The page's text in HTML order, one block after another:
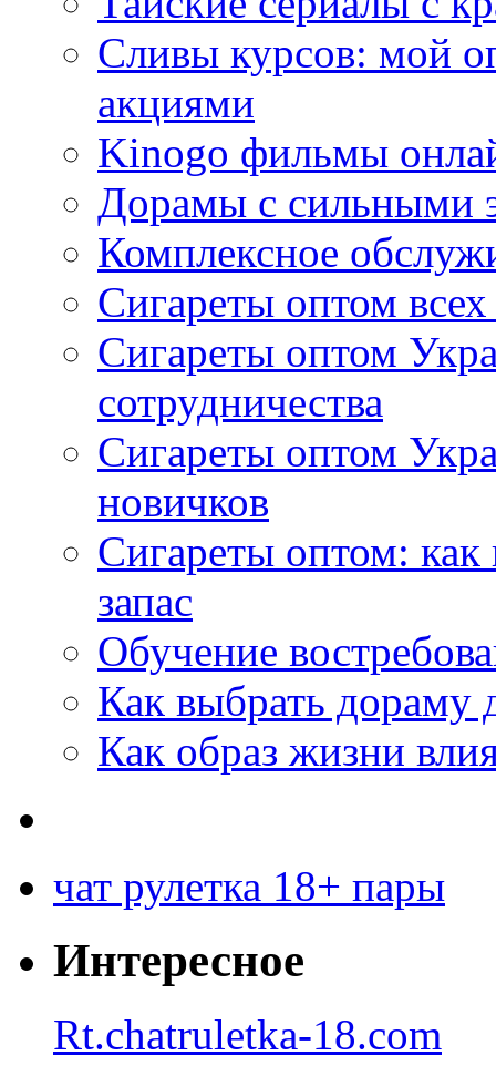
Сливы курсов: мой
акциями
Kinogo фильмы
Дорамы с сильными
Комплексное
Сигареты оптом
Сигареты оптом
сотрудничества
Сигареты оптом
новичков
Сигареты оптом:
запас
Обучение
Как выбрать дораму
Как образ жизни
чат рулетка 18+ пары
Интересное
Rt.chatruletka-18.com